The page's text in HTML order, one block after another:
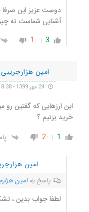
دوست عزیز این
آشنایی شماست نه
3
-1
امین هزارجریبی
این ارزهایی که گفتین
خرید بزنیم ؟
1
-2
امین
پاسخ بهامین
لطفا جواب بدین ،